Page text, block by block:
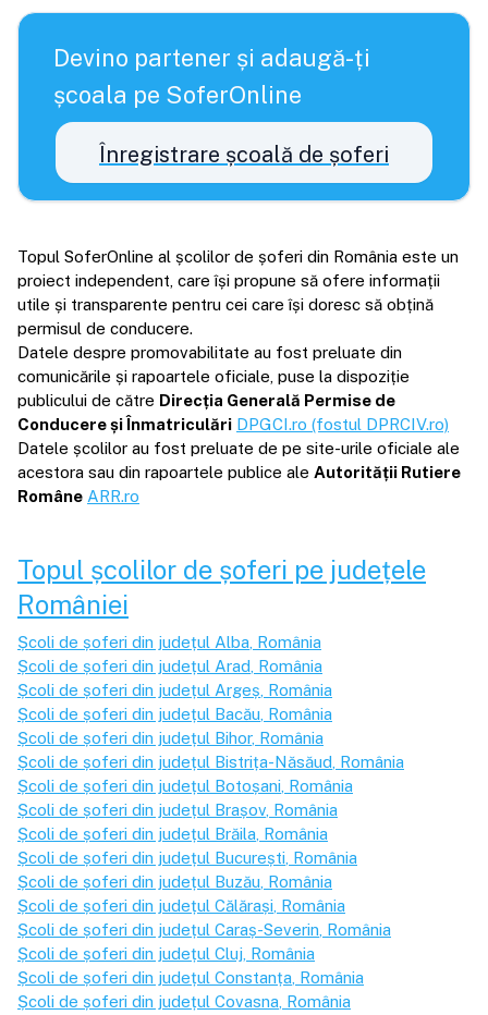
Devino partener și adaugă-ți
școala pe SoferOnline
Înregistrare școală de șoferi
Topul SoferOnline al școlilor de șoferi din România este un
proiect independent, care își propune să ofere informații
utile și transparente pentru cei care își doresc să obțină
permisul de conducere.
Datele despre promovabilitate au fost preluate din
comunicările și rapoartele oficiale, puse la dispoziție
publicului de către Direcția Generală Permise de
Conducere și Înmatriculări DPGCI.ro (fostul DPRCIV.ro)
Datele școlilor au fost preluate de pe site-urile oficiale ale
acestora sau din rapoartele publice ale Autorității Rutiere
Române ARR.ro
Topul școlilor de șoferi pe județele
României
Școli de șoferi din județul Alba , România
Școli de șoferi din județul Arad , România
Școli de șoferi din județul Argeș , România
Școli de șoferi din județul Bacău , România
Școli de șoferi din județul Bihor, România
Școli de șoferi din județul Bistrița-Năsăud , România
Școli de șoferi din județul Botoșani , România
Școli de șoferi din județul Brașov , România
Școli de șoferi din județul Brăila , România
Școli de șoferi din județul București , România
Școli de șoferi din județul Buzău , România
Școli de șoferi din județul Călărași , România
Școli de șoferi din județul Caraș-Severin , România
Școli de șoferi din județul Cluj , România
Școli de șoferi din județul Constanța , România
Școli de șoferi din județul Covasna , România